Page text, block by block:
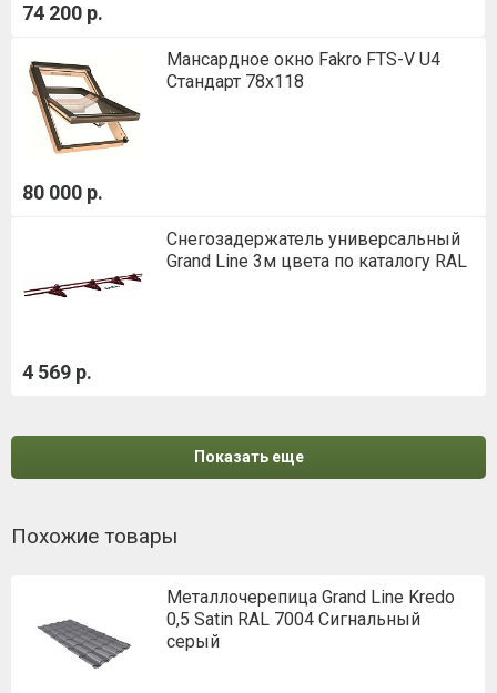
74 200 р.
Мансардное окно Fakro FTS-V U4
Стандарт 78х118
80 000 р.
Снегозадержатель универсальный
Grand Line 3м цвета по каталогу RAL
4 569 р.
Показать еще
Похожие товары
Металлочерепица Grand Line Kredo
0,5 Satin RAL 7004 Сигнальный
серый